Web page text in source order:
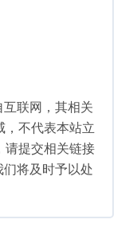
互联网，其相关
，不代表本站立
请提交相关链接
将及时予以处